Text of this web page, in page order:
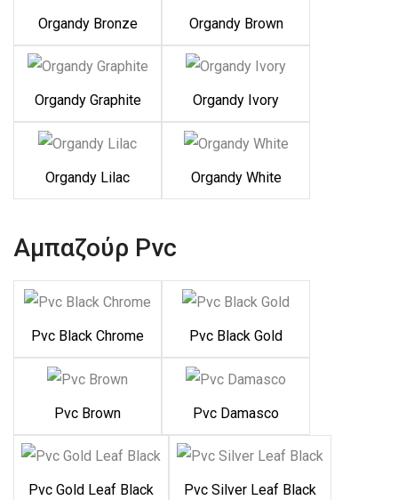
Organdy Bronze Organdy Brown
Organdy Graphite Organdy Ivory
Organdy Lilac Organdy White
Αμπαζούρ Pvc
Pvc Black Chrome Pvc Black Gold
Pvc Brown Pvc Damasco
Pvc Gold Leaf Black Pvc Silver Leaf Black